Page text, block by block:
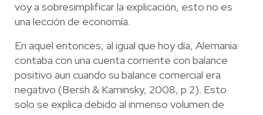
voy a sobresimplificar la explicación, esto no es
una lección de economía.
En aquel entonces, al igual que hoy día, Alemania
contaba con una cuenta corriente con balance
positivo aun cuando su balance comercial era
negativo (Bersh & Kaminsky, 2008, p 2). Esto
solo se explica debido al inmenso volumen de